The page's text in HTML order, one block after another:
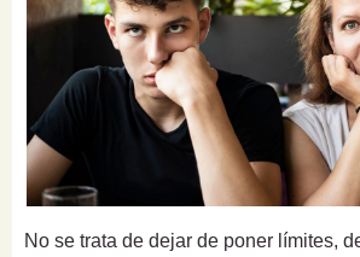
No se trata de dejar de poner límites,